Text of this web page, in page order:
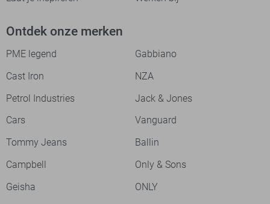
Ontdek onze merken
PME legend
Gabbiano
Cast Iron
NZA
Petrol Industries
Jack & Jones
Cars
Vanguard
Tommy Jeans
Ballin
Campbell
Only & Sons
Geisha
ONLY